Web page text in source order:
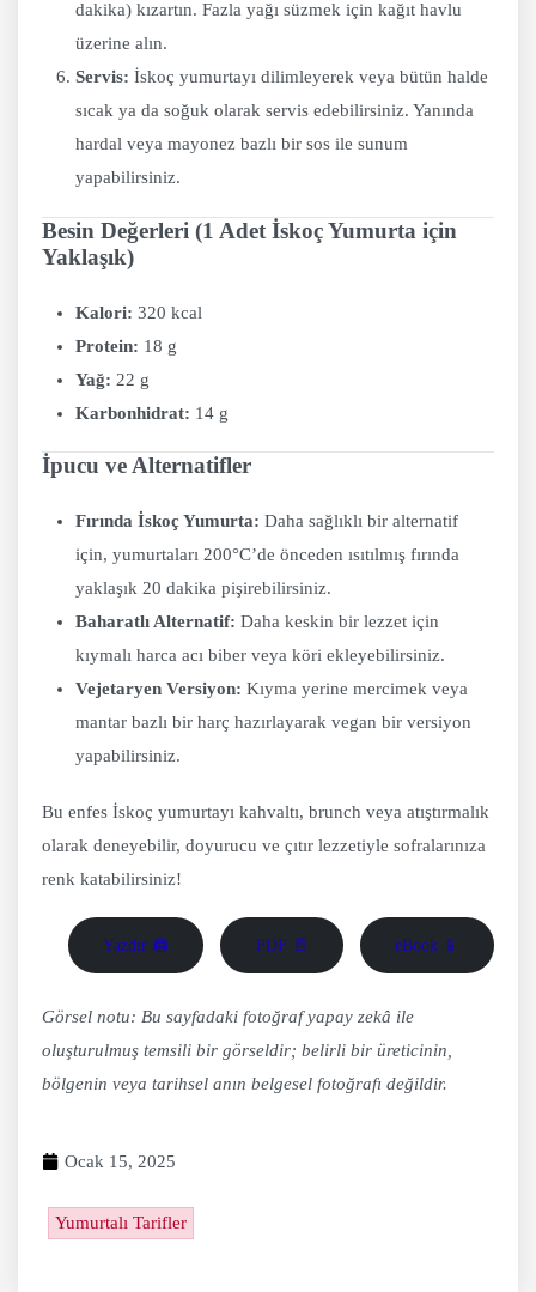
dakika) kızartın. Fazla yağı süzmek için kağıt havlu
üzerine alın.
Servis: İskoç yumurtayı dilimleyerek veya bütün halde
sıcak ya da soğuk olarak servis edebilirsiniz. Yanında
hardal veya mayonez bazlı bir sos ile sunum
yapabilirsiniz.
Besin Değerleri (1 Adet İskoç Yumurta için
Yaklaşık)
Kalori: 320 kcal
Protein: 18 g
Yağ: 22 g
Karbonhidrat: 14 g
İpucu ve Alternatifler
Fırında İskoç Yumurta: Daha sağlıklı bir alternatif
için, yumurtaları 200°C’de önceden ısıtılmış fırında
yaklaşık 20 dakika pişirebilirsiniz.
Baharatlı Alternatif: Daha keskin bir lezzet için
kıymalı harca acı biber veya köri ekleyebilirsiniz.
Vejetaryen Versiyon: Kıyma yerine mercimek veya
mantar bazlı bir harç hazırlayarak vegan bir versiyon
yapabilirsiniz.
Bu enfes İskoç yumurtayı kahvaltı, brunch veya atıştırmalık
olarak deneyebilir, doyurucu ve çıtır lezzetiyle sofralarınıza
renk katabilirsiniz!
Yazdır 🖨 PDF 📄 eBook 📱
Görsel notu: Bu sayfadaki fotoğraf yapay zekâ ile
oluşturulmuş temsili bir görseldir; belirli bir üreticinin,
bölgenin veya tarihsel anın belgesel fotoğrafı değildir.
Ocak 15, 2025
Yumurtalı Tarifler